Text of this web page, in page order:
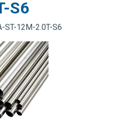
S6
12M-2.0T-S6